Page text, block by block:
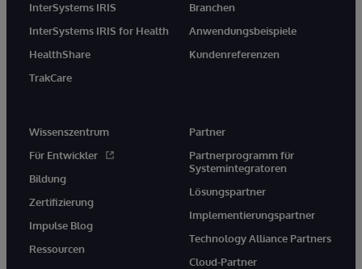
InterSystems IRIS
InterSystems IRIS for Health
HealthShare
TrakCare
Branchen
Anwendungsbeispiele
Kundenreferenzen
Wissenszentrum
Für Entwickler
Bildung
Zertifizierung
Impulse Blog
Ressourcen
Partner
Partnerprogramm für
Systemintegratoren
Lösungspartner
Implementierungspartner
Technology Alliance Partners
Cloud-Partner